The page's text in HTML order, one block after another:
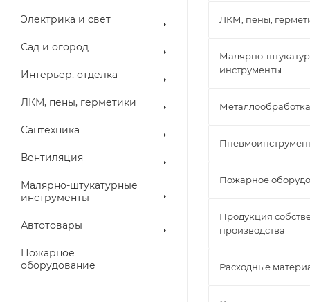
Электрика и свет
Сад и огород
Интерьер, отделка
ЛКМ, пены, герметики
Сантехника
Вентиляция
Малярно-штукатурные
инструменты
Автотовары
Пожарное
оборудование
ЛКМ, пены,
Малярно-
инструменты
Металлообработка
Пожарное
Продукция
производства
Расходные